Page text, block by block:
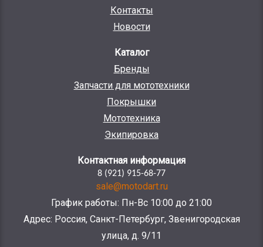
Контакты
Новости
Каталог
Бренды
Запчасти для мототехники
Покрышки
Мототехника
Экипировка
Контактная информация
8 (921) 915-68-77
sale@motodart.ru
График работы: Пн-Вс 10:00 до 21:00
Адрес: Россия, Санкт-Петербург, Звенигородская
улица, д. 9/11